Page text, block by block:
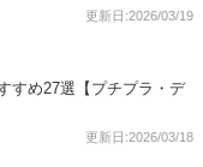
更新日:2026/03/19
すめ27選【プチプラ・デ
更新日:2026/03/18